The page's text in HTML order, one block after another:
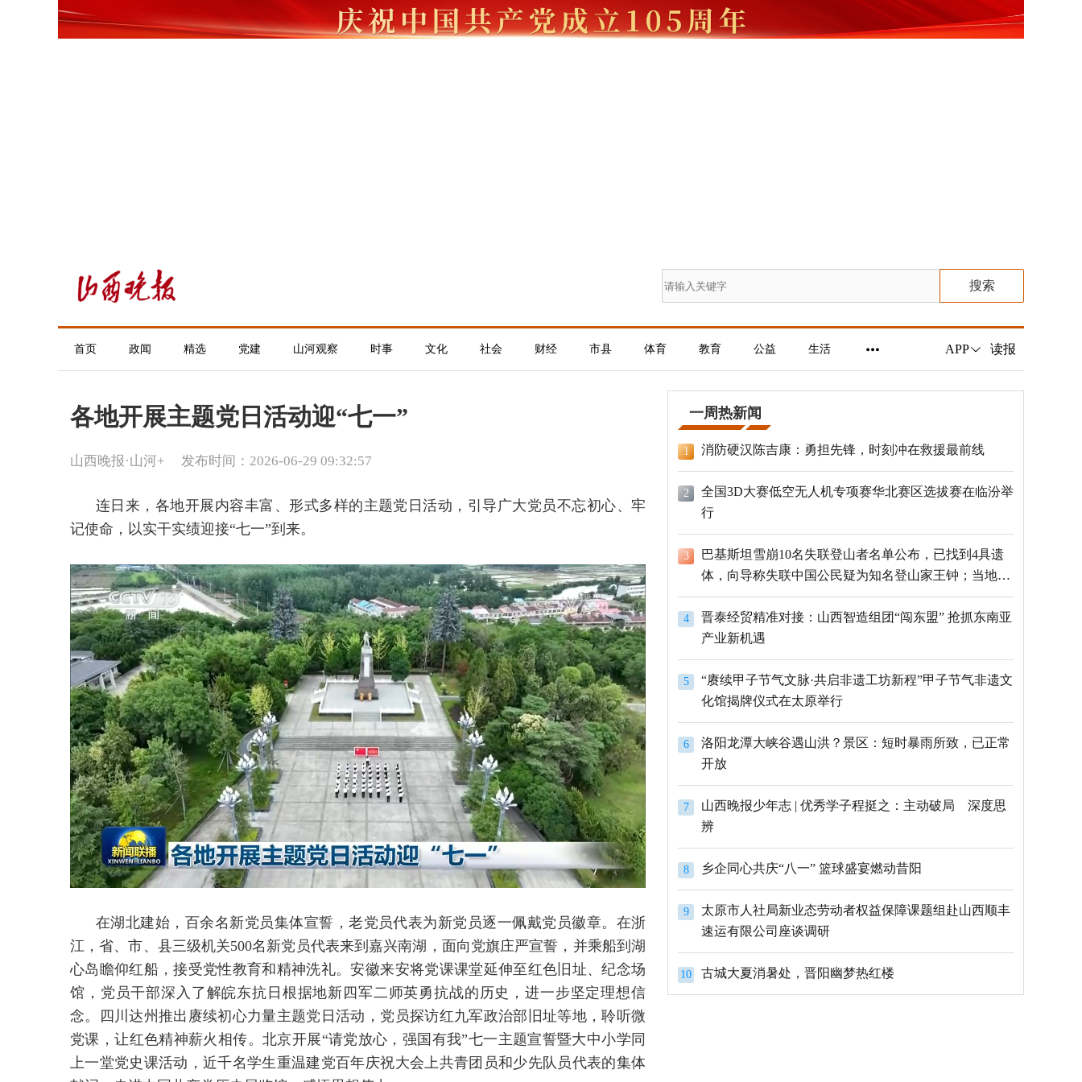
搜索
首页 政闻 精选 党建 山河观察 时事 文化 社会 财经 市县 体育 教育 公益 生活 APP 读报
各地开展主题党日活动迎“七一”
山西晚报·山河+ 发布时间：2026-06-29 09:32:57
连日来，各地开展内容丰富、形式多样的主题党日活动，引导广大党员不忘初心、牢
记使命，以实干实绩迎接“七一”到来。
在湖北建始，百余名新党员集体宣誓，老党员代表为新党员逐一佩戴党员徽章。在浙
江，省、市、县三级机关500名新党员代表来到嘉兴南湖，面向党旗庄严宣誓，并乘船到湖
心岛瞻仰红船，接受党性教育和精神洗礼。安徽来安将党课课堂延伸至红色旧址、纪念场
馆，党员干部深入了解皖东抗日根据地新四军二师英勇抗战的历史，进一步坚定理想信
念。四川达州推出赓续初心力量主题党日活动，党员探访红九军政治部旧址等地，聆听微
党课，让红色精神薪火相传。北京开展“请党放心，强国有我”七一主题宣誓暨大中小学同
上一堂党史课活动，近千名学生重温建党百年庆祝大会上共青团员和少先队员代表的集体
一周热新闻
1 消防硬汉陈吉康：勇担先锋，时刻冲在救援最前线
2
全国3D大赛低空无人机专项赛华北赛区选拔赛在临汾举
行
3
巴基斯坦雪崩10名失联登山者名单公布，已找到4具遗
体，向导称失联中国公民疑为知名登山家王钟；当地官
员：已定位到3个追踪器
4
晋泰经贸精准对接：山西智造组团“闯东盟” 抢抓东南亚
产业新机遇
5
“赓续甲子节气文脉·共启非遗工坊新程”甲子节气非遗文
化馆揭牌仪式在太原举行
6
洛阳龙潭大峡谷遇山洪？景区：短时暴雨所致，已正常
开放
7
山西晚报少年志 | 优秀学子程挺之：主动破局 深度思
辨
8 乡企同心共庆“八一” 篮球盛宴燃动昔阳
9
太原市人社局新业态劳动者权益保障课题组赴山西顺丰
速运有限公司座谈调研
10 古城大夏消暑处，晋阳幽梦热红楼